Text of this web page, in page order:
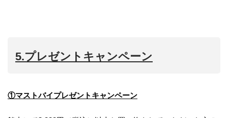
5.プレゼントキャンペーン
①マストバイプレゼントキャンペーン